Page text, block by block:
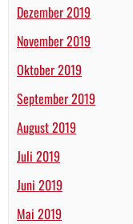
Dezember 2019
November 2019
Oktober 2019
September 2019
August 2019
Juli 2019
Juni 2019
Mai 2019